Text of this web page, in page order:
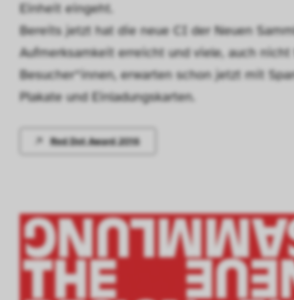
Einheit eingeht.
Bereits jetzt hat die neue CI der Neuen
Aufmerksamkeit erreicht und viele, auch
Besucher*innen, erwarten schon jetzt mit
Plakate und Einladungskarten.
Red Dot Award 2016